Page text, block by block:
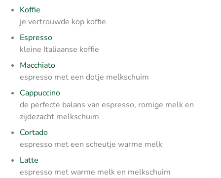
Koffie
je vertrouwde kop koffie
Espresso
kleine Italiaanse koffie
Macchiato
espresso met een dotje melkschuim
Cappuccino
de perfecte balans van espresso, romige melk en
zijdezacht melkschuim
Cortado
espresso met een scheutje warme melk
Latte
espresso met warme melk en melkschuim